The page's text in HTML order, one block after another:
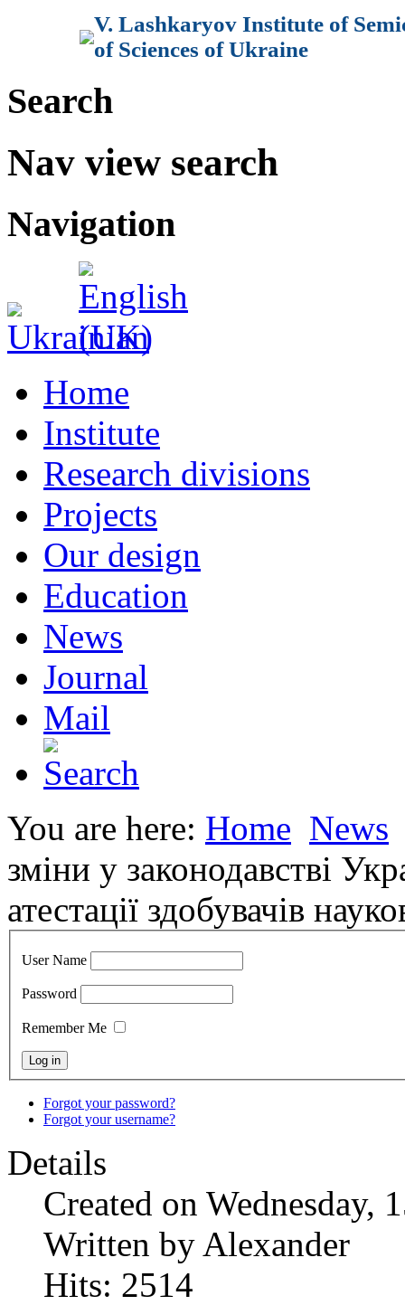
V. Lashkaryov Institute of
of Sciences of Ukraine
Search
Nav view search
Navigation
Home
Institute
Research divisions
Projects
Our design
Education
News
Journal
Mail
You are here: Home News
зміни у законодавстві
атестації здобувачів
User Name
Password
Remember Me
Forgot your password?
Forgot your username?
Details
Created on Wednesday,
Written by Alexander
Hits: 2514